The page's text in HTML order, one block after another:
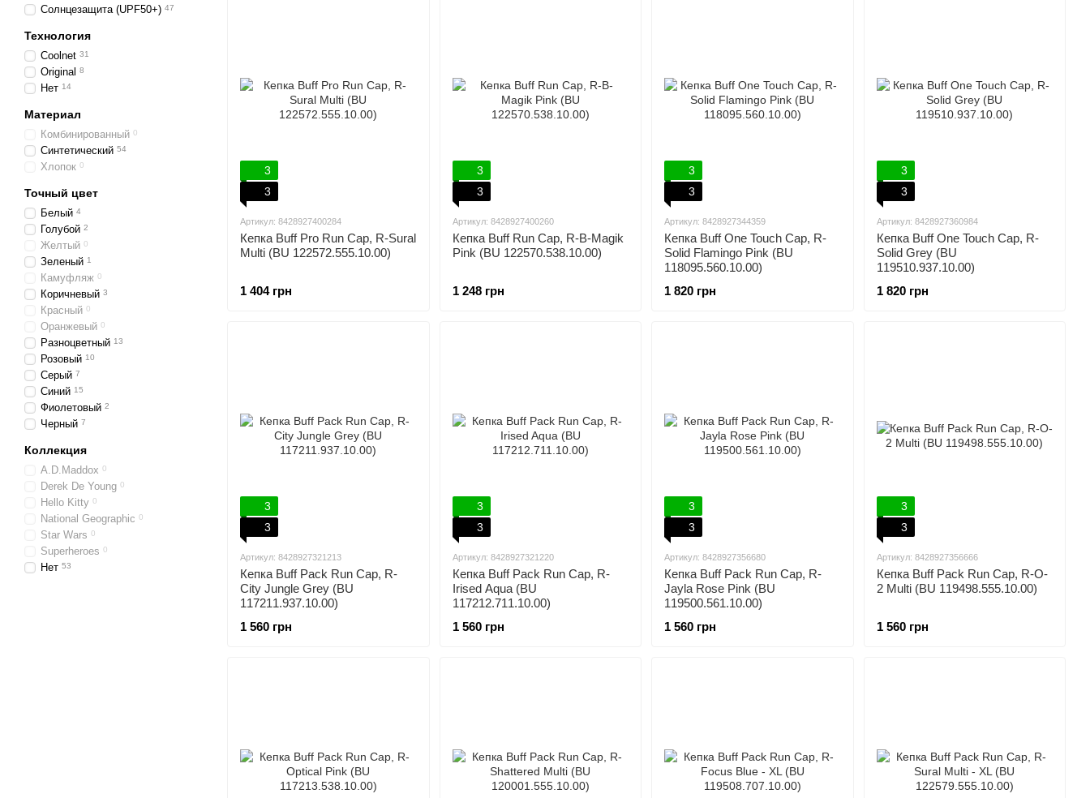
3
3
Артикул: 8428927400284
Кепка Buff Pro Run Cap, R-Sural
Multi (BU 122572.555.10.00)
1 404 грн
3
3
Артикул: 8428927400260
Кепка Buff Run Cap, R-B-Magik
Pink (BU 122570.538.10.00)
1 248 грн
3
3
Артикул: 8428927344359
Кепка Buff One Touch Cap, R-
Solid Flamingo Pink (BU
118095.560.10.00)
1 820 грн
3
3
Артикул: 8428927360984
Кепка Buff One Touch Cap, R-
Solid Grey (BU
119510.937.10.00)
1 820 грн
3
3
Артикул: 8428927321213
Кепка Buff Pack Run Cap, R-
City Jungle Grey (BU
117211.937.10.00)
1 560 грн
3
3
Артикул: 8428927321220
Кепка Buff Pack Run Cap, R-
Irised Aqua (BU
117212.711.10.00)
1 560 грн
3
3
Артикул: 8428927356680
Кепка Buff Pack Run Cap, R-
Jayla Rose Pink (BU
119500.561.10.00)
1 560 грн
3
3
Артикул: 8428927356666
Кепка Buff Pack Run Cap, R-O-
2 Multi (BU 119498.555.10.00)
1 560 грн
Солнцезащита (UPF50+) 47
Технология
Coolnet 31
Original 8
Нет 14
Материал
Комбинированный 0
Синтетический 54
Хлопок 0
Точный цвет
Белый 4
Голубой 2
Желтый 0
Зеленый 1
Камуфляж 0
Коричневый 3
Красный 0
Оранжевый 0
Разноцветный 13
Розовый 10
Серый 7
Синий 15
Фиолетовый 2
Черный 7
Коллекция
A.D.Maddox 0
Derek De Young 0
Hello Kitty 0
National Geographic 0
Star Wars 0
Superheroes 0
Нет 53